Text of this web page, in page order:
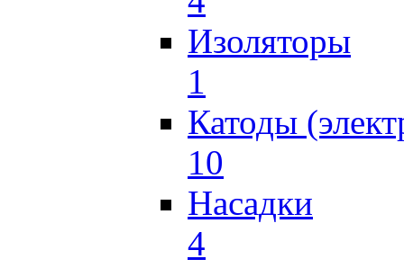
Изоляторы
1
Катоды
10
Насадки
4